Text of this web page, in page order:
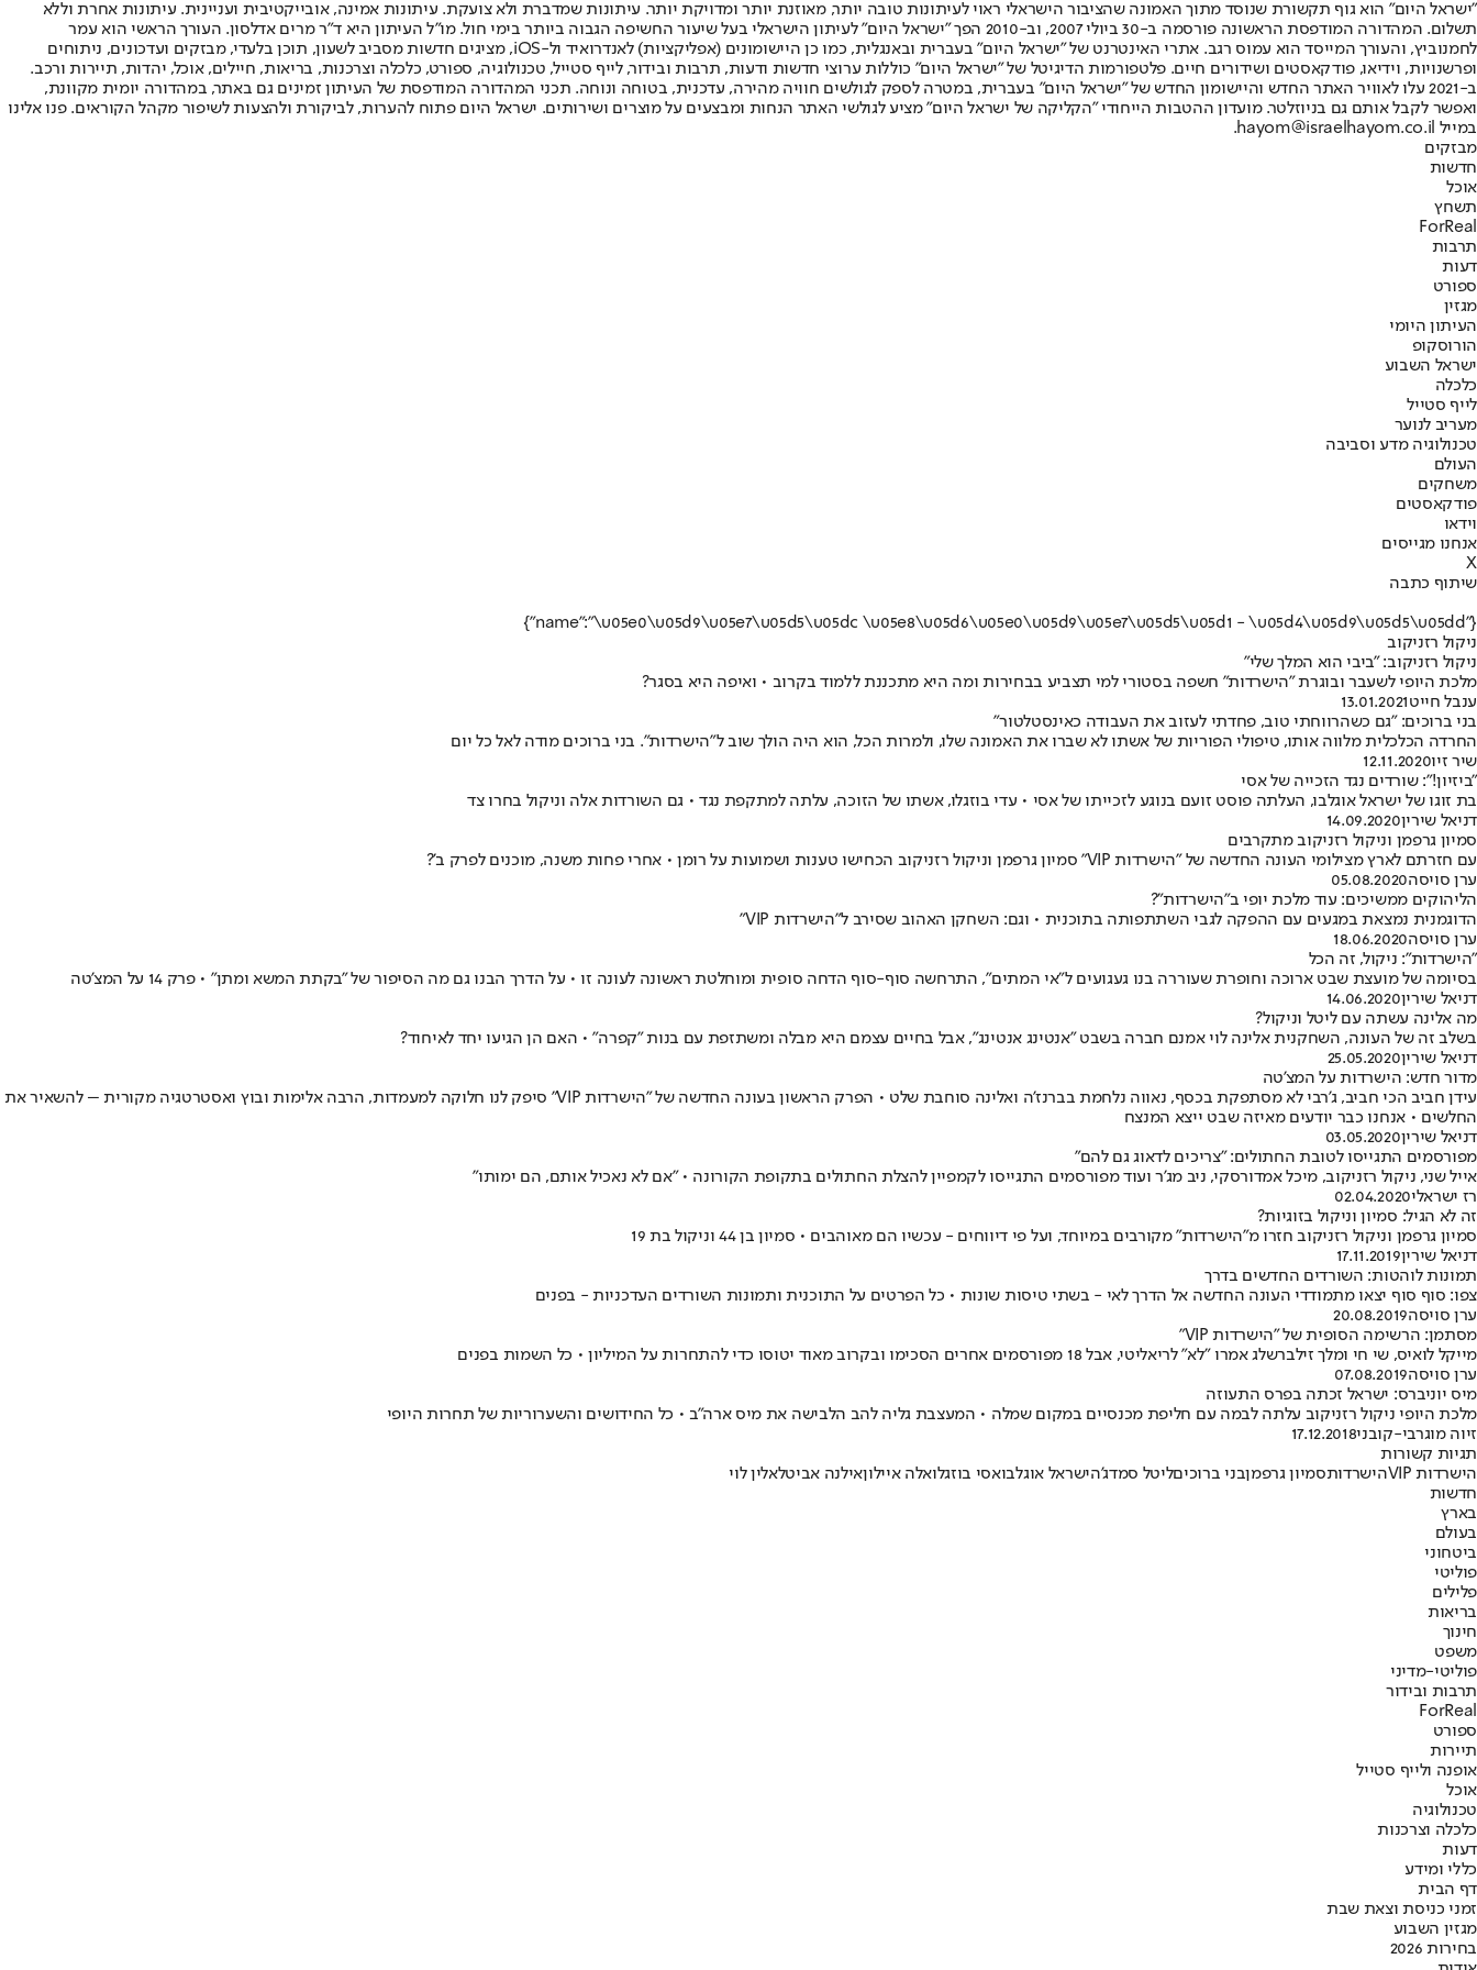
"ישראל היום" הוא גוף תקשורת שנוסד מתוך האמונה שהציבור הישראלי ראוי לעיתונות טובה יותר, מאוזנת יותר ומדויקת יותר. עיתונות שמדברת ולא צועקת. עיתונות אמינה, אובייקטיבית ועניינית. עיתונות אחרת וללא
תשלום. המהדורה המודפסת הראשונה פורסמה ב-30 ביולי 2007, וב-2010 הפך "ישראל היום" לעיתון הישראלי בעל שיעור החשיפה הגבוה ביותר בימי חול. מו"ל העיתון היא ד"ר מרים אדלסון. העורך הראשי הוא עמר
לחמנוביץ, והעורך המייסד הוא עמוס רגב. אתרי האינטרנט של "ישראל היום" בעברית ובאנגלית, כמו כן היישומונים (אפליקציות) לאנדרואיד ול-iOS, מציגים חדשות מסביב לשעון, תוכן בלעדי, מבזקים ועדכונים, ניתוחים
ופרשנויות, וידיאו, פודקאסטים ושידורים חיים. פלטפורמות הדיגיטל של "ישראל היום" כוללות ערוצי חדשות ודעות, תרבות ובידור, לייף סטייל, טכנולוגיה, ספורט, כלכלה וצרכנות, בריאות, חיילים, אוכל, יהדות, תיירות ורכב.
ב-2021 עלו לאוויר האתר החדש והיישומון החדש של "ישראל היום" בעברית, במטרה לספק לגולשים חוויה מהירה, עדכנית, בטוחה ונוחה. תכני המהדורה המודפסת של העיתון זמינים גם באתר, במהדורה יומית מקוונת,
ואפשר לקבל אותם גם בניוזלטר. מועדון ההטבות הייחודי "הקליקה של ישראל היום" מציע לגולשי האתר הנחות ומבצעים על מוצרים ושירותים. ישראל היום פתוח להערות, לביקורת ולהצעות לשיפור מקהל הקוראים. פנו אלינו
במייל hayom@israelhayom.co.il.
מבזקים
חדשות
אוכל
תשחץ
ForReal
תרבות
דעות
ספורט
מגזין
העיתון היומי
הורוסקופ
ישראל השבוע
כלכלה
לייף סטייל
מעריב לנוער
טכנולוגיה מדע וסביבה
העולם
משחקים
פודקאסטים
וידאו
אנחנו מגייסים
X
שיתוף כתבה
{"name":"\u05e0\u05d9\u05e7\u05d5\u05dc \u05e8\u05d6\u05e0\u05d9\u05e7\u05d5\u05d1 - \u05d4\u05d9\u05d5\u05dd"}
ניקול רזניקוב
ניקול רזניקוב: "ביבי הוא המלך שלי"
מלכת היופי לשעבר ובוגרת "הישרדות" חשפה בסטורי למי תצביע בבחירות ומה היא מתכננת ללמוד בקרוב • ואיפה היא בסגר?
ענבל חייט13.01.2021
בני ברוכים: "גם כשהרווחתי טוב, פחדתי לעזוב את העבודה כאינסטלטור"
החרדה הכלכלית מלווה אותו, טיפולי הפוריות של אשתו לא שברו את האמונה שלו, ולמרות הכל, הוא היה הולך שוב ל"הישרדות". בני ברוכים מודה לאל כל יום
שיר זיו12.11.2020
"ביזיון!": שורדים נגד הזכייה של אסי
בת זוגו של ישראל אוגלבו, העלתה פוסט זועם בנוגע לזכייתו של אסי • עדי בוזגלו, אשתו של הזוכה, עלתה למתקפת נגד • גם השורדות אלה וניקול בחרו צד
דניאל שירין14.09.2020
סמיון גרפמן וניקול רזניקוב מתקרבים
עם חזרתם לארץ מצילומי העונה החדשה של "הישרדות VIP" סמיון גרפמן וניקול רזניקוב הכחישו טענות ושמועות על רומן • אחרי פחות משנה, מוכנים לפרק ב'?
ערן סויסה05.08.2020
הליהוקים ממשיכים: עוד מלכת יופי ב"הישרדות"?
הדוגמנית נמצאת במגעים עם ההפקה לגבי השתתפותה בתוכנית • וגם: השחקן האהוב שסירב ל"הישרדות VIP"
ערן סויסה18.06.2020
"הישרדות": ניקול, זה הכל
בסיומה של מועצת שבט ארוכה וחופרת שעוררה בנו געגועים ל"אי המתים", התרחשה סוף-סוף הדחה סופית ומוחלטת ראשונה לעונה זו • על הדרך הבנו גם מה הסיפור של "בקתת המשא ומתן" • פרק 14 על המצ'טה
דניאל שירין14.06.2020
מה אלינה עשתה עם ליטל וניקול?
בשלב זה של העונה, השחקנית אלינה לוי אמנם חברה בשבט "אנטינג אנטינג", אבל בחיים עצמם היא מבלה ומשתזפת עם בנות "קפרה" • האם הן הגיעו יחד לאיחוד?
דניאל שירין25.05.2020
מדור חדש: הישרדות על המצ'טה
עידן חביב הכי חביב, ג'רבי לא מסתפקת בכסף, נאווה נלחמת בברנז'ה ואלינה סוחבת שלט • הפרק הראשון בעונה החדשה של "הישרדות VIP" סיפק לנו חלוקה למעמדות, הרבה אלימות ובוץ ואסטרטגיה מקורית – להשאיר את
החלשים • אנחנו כבר יודעים מאיזה שבט ייצא המנצח
דניאל שירין03.05.2020
מפורסמים התגייסו לטובת החתולים: "צריכים לדאוג גם להם"
אייל שני, ניקול רזניקוב, מיכל אמדורסקי, ניב מג'ר ועוד מפורסמים התגייסו לקמפיין להצלת החתולים בתקופת הקורונה • "אם לא נאכיל אותם, הם ימותו"
רז ישראלי02.04.2020
זה לא הגיל: סמיון וניקול בזוגיות?
סמיון גרפמן וניקול רזניקוב חזרו מ"הישרדות" מקורבים במיוחד, ועל פי דיווחים - עכשיו הם מאוהבים • סמיון בן 44 וניקול בת 19
דניאל שירין17.11.2019
תמונות לוהטות: השורדים החדשים בדרך
צפו: סוף סוף יצאו מתמודדי העונה החדשה אל הדרך לאי - בשתי טיסות שונות • כל הפרטים על התוכנית ותמונות השורדים העדכניות - בפנים
ערן סויסה20.08.2019
מסתמן: הרשימה הסופית של "הישרדות VIP"
מייקל לואיס, שי חי ומלך זילברשלג אמרו "לא" לריאליטי, אבל 18 מפורסמים אחרים הסכימו ובקרוב מאוד יטוסו כדי להתחרות על המיליון • כל השמות בפנים
ערן סויסה07.08.2019
מיס יוניברס: ישראל זכתה בפרס התעוזה
מלכת היופי ניקול רזניקוב עלתה לבמה עם חליפת מכנסיים במקום שמלה • המעצבת גליה להב הלבישה את מיס ארה"ב • כל החידושים והשערוריות של תחרות היופי
זיוה מוגרבי-קובני17.12.2018
תגיות קשורות
הישרדות VIP
הישרדותסמיון גרפמןבני ברוכיםליטל סמדג'הישראל אוגלבואסי בוזגלואלה איילוןאילנה אביטלאלין לוי
חדשות
בארץ
בעולם
ביטחוני
פוליטי
פלילים
בריאות
חינוך
משפט
פוליטי-מדיני
תרבות ובידור
ForReal
ספורט
תיירות
אופנה ולייף סטייל
אוכל
טכנולוגיה
כלכלה וצרכנות
דעות
כללי ומידע
דף הבית
זמני כניסת וצאת שבת
מגזין השבוע
בחירות 2026